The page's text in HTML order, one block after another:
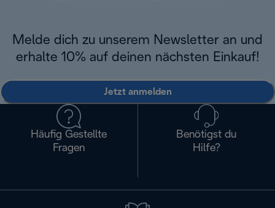
Melde dich zu unserem Newsletter an und
erhalte 10% auf deinen nächsten Einkauf!
Jetzt anmelden
Häufig Gestellte
Fragen
Benötigst du
Hilfe?